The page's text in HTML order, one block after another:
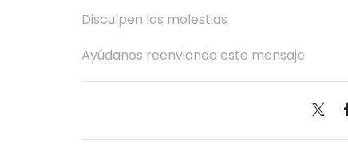
Disculpen las molestias
Ayúdanos reenviando este mensaje